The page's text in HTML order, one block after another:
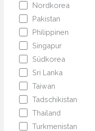
Nordkorea
Pakistan
Philippinen
Singapur
Südkorea
Sri Lanka
Taiwan
Tadschikistan
Thailand
Turkmenistan